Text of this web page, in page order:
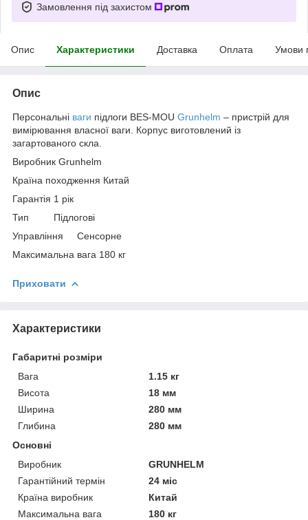
Замовлення під захистом
Опис Характеристики Доставка Оплата Умови
Опис
Персональні ваги підлоги BES-MOU Grunhelm – пристрій для
вимірювання власної ваги. Корпус виготовлений із
загартованого скла.
Виробник Grunhelm
Країна походження Китай
Гарантія 1 рік
Тип Підлогові
Управління Сенсорне
Максимальна вага 180 кг
Приховати
Характеристики
Габаритні розміри
Вага
1.15 кг
Висота
18 мм
Ширина
280 мм
Глибина
280 мм
Основні
Виробник
GRUNHELM
Гарантійний термін
24 міс
Країна виробник
Китай
Максимальна вага
180 кг